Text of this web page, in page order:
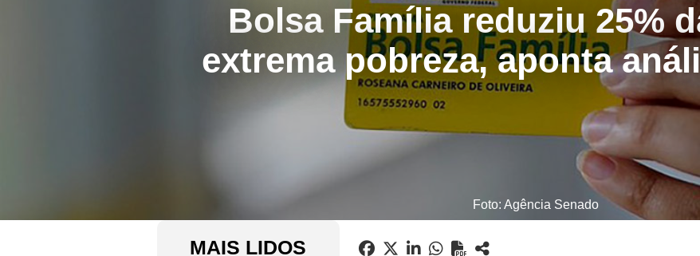
Bolsa Família reduziu 25%
extrema pobreza, aponta
Foto: Agência Senado
MAIS LIDOS